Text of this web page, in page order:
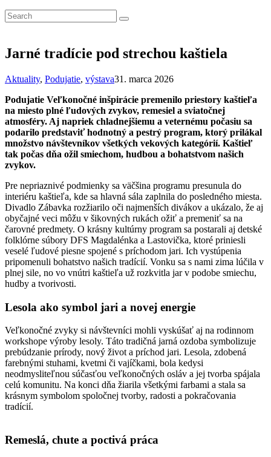
Jarné tradície pod strechou kaštiela
Aktuality, Podujatie, výstava31. marca 2026
Podujatie Veľkonočné inšpirácie premenilo priestory kaštieľa
na miesto plné ľudových zvykov, remesiel a sviatočnej
atmosféry. Aj napriek chladnejšiemu a veternému počasiu sa
podarilo predstaviť hodnotný a pestrý program, ktorý prilákal
množstvo návštevníkov všetkých vekových kategórií. Kaštieľ
tak počas dňa ožil smiechom, hudbou a bohatstvom našich
zvykov.
Pre nepriaznivé podmienky sa väčšina programu presunula do
interiéru kaštieľa, kde sa hlavná sála zaplnila do posledného miesta.
Divadlo Zábavka rozžiarilo oči najmenších divákov a ukázalo, že aj
obyčajné veci môžu v šikovných rukách ožiť a premeniť sa na
čarovné predmety. O krásny kultúrny program sa postarali aj detské
folklórne súbory DFS Magdalénka a Lastovička, ktoré priniesli
veselé ľudové piesne spojené s príchodom jari. Ich vystúpenia
pripomenuli bohatstvo našich tradícií. Vonku sa s nami zima lúčila v
plnej sile, no vo vnútri kaštieľa už rozkvitla jar v podobe smiechu,
hudby a tvorivosti.
Lesola ako symbol jari a novej energie
Veľkonočné zvyky si návštevníci mohli vyskúšať aj na rodinnom
workshope výroby lesoly. Táto tradičná jarná ozdoba symbolizuje
prebúdzanie prírody, nový život a príchod jari. Lesola, zdobená
farebnými stuhami, kvetmi či vajíčkami, bola kedysi
neodmysliteľnou súčasťou veľkonočných osláv a jej tvorba spájala
celú komunitu. Na konci dňa žiarila všetkými farbami a stala sa
krásnym symbolom spoločnej tvorby, radosti a pokračovania
tradícií.
Remeslá, chute a poctivá práca